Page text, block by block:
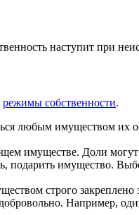
наступит при
режимы собственности.
любым имуществом их
имуществе. Доли
подарить имущество.
строго
Например,